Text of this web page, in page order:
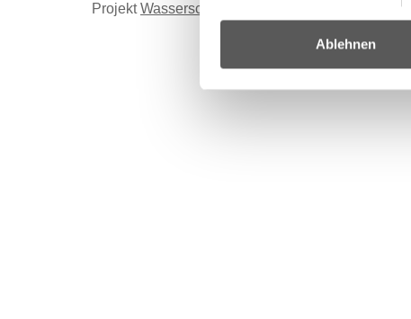
Ablehnen
ProjektWasserschatz Österreich